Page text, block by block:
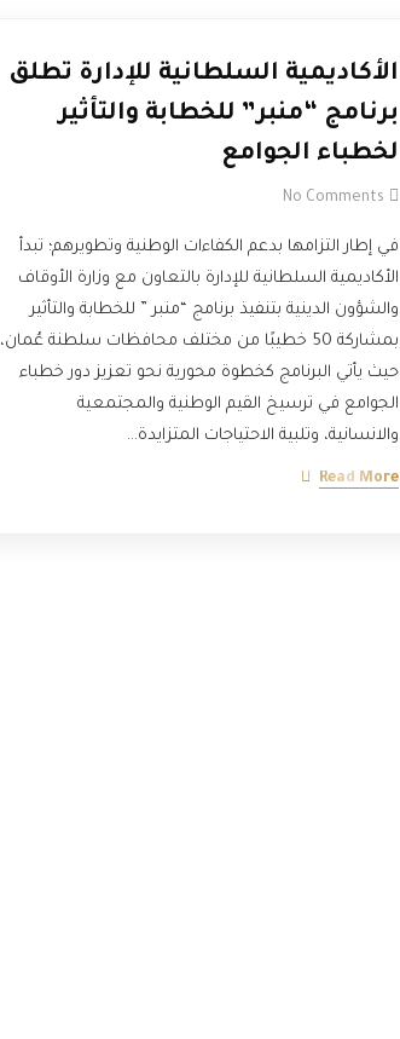
الأكاديمية السلطانية للإدارة تطلق
برنامج “منبر” للخطابة والتأثير
لخطباء الجوامع
No Comments
في إطار التزامها بدعم الكفاءات الوطنية وتطويرهم؛ تبدأ
الأكاديمية السلطانية للإدارة بالتعاون مع وزارة الأوقاف
والشؤون الدينية بتنفيذ برنامج “منبر ” للخطابة والتأثير
بمشاركة 50 خطيبًا من مختلف محافظات سلطنة عُمان،
حيث يأتي البرنامج كخطوة محورية نحو تعزيز دور خطباء
الجوامع في ترسيخ القيم الوطنية والمجتمعية
والانسانية، وتلبية الاحتياجات المتزايدة…
Read More